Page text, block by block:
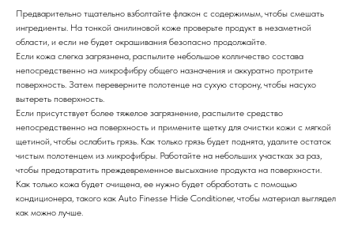
Предварительно тщательно взболтайте флакон с содержимым, чтобы смешать
ингредиенты. На тонкой анилиновой коже проверьте продукт в незаметной
области, и если не будет окрашивания безопасно продолжайте.
Если кожа слегка загрязнена, распылите небольшое колличество состава
непосредственно на микрофибру общего назначения и аккуратно протрите
поверхность. Затем переверните полотенце на сухую сторону, чтобы насухо
вытереть поверхность.
Если присутствует более тяжелое загрязнение, распылите средство
непосредственно на поверхность и примените щетку для очистки кожи с мягкой
щетиной, чтобы ослабить грязь. Как только грязь будет поднята, удалите остаток
чистым полотенцем из микрофибры. Работайте на небольших участках за раз,
чтобы предотвратить преждевременное высыхание продукта на поверхности.
Как только кожа будет очищена, ее нужно будет обработать с помощью
кондиционера, такого как Auto Finesse Hide Conditioner, чтобы материал выглядел
как можно лучше.